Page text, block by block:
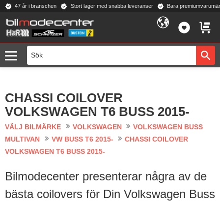
Meny
47 år i branschen Stort lager med snabba leveranser Bara
CHASSI COILOVER
VOLKSWAGEN T6 BUSS 2015-
VÄLJ BILMÄRKE VOLKSWAGEN
VOLKSWAGEN BUSS
MULTIVAN
VW BUSS T6 2015-
CHASSI COILOVER
VOLKSWAGEN T6 BUSS 2015-
Bilmodecenter presenterar några av de
bästa coilovers för Din Volkswagen Buss